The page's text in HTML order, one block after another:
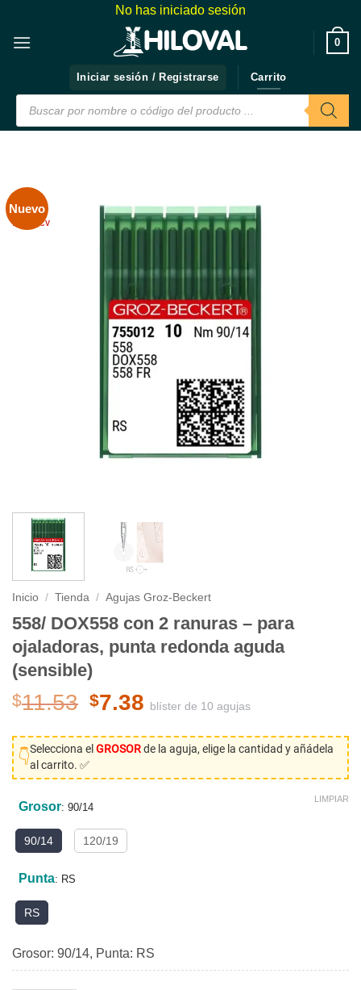
contenido
No has iniciado sesión
0
Iniciar sesión / Registrarse Carrito
Búsqueda
Nuevo
Inicio / Tienda / Agujas Groz-Beckert
558/ DOX558 con 2 ranuras – para
ojaladoras, punta redonda aguda
(sensible)
$11.53 El
original
era:
$11.53.
$7.38 El
actual
es:
$7.38.
blíster de 10 agujas
👇Selecciona el GROSORde la aguja, elige la cantidad y añádela
al carrito. ✅
Grosor: 90/14
90/14 120/19
Punta: RS
RS
LIMPIAR
Grosor: 90/14, Punta: RS